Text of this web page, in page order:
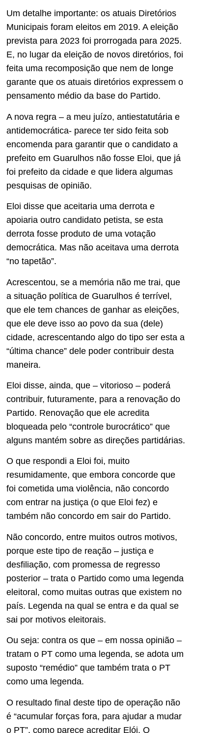
Um detalhe importante: os atuais Diretórios
Municipais foram eleitos em 2019. A eleição
prevista para 2023 foi prorrogada para 2025.
E, no lugar da eleição de novos diretórios, foi
feita uma recomposição que nem de longe
garante que os atuais diretórios expressem o
pensamento médio da base do Partido.
A nova regra – a meu juízo, antiestatutária e
antidemocrática- parece ter sido feita sob
encomenda para garantir que o candidato a
prefeito em Guarulhos não fosse Eloi, que já
foi prefeito da cidade e que lidera algumas
pesquisas de opinião.
Eloi disse que aceitaria uma derrota e
apoiaria outro candidato petista, se esta
derrota fosse produto de uma votação
democrática. Mas não aceitava uma derrota
“no tapetão”.
Acrescentou, se a memória não me trai, que
a situação política de Guarulhos é terrível,
que ele tem chances de ganhar as eleições,
que ele deve isso ao povo da sua (dele)
cidade, acrescentando algo do tipo ser esta a
“última chance” dele poder contribuir desta
maneira.
Eloi disse, ainda, que – vitorioso – poderá
contribuir, futuramente, para a renovação do
Partido. Renovação que ele acredita
bloqueada pelo “controle burocrático” que
alguns mantém sobre as direções partidárias.
O que respondi a Eloi foi, muito
resumidamente, que embora concorde que
foi cometida uma violência, não concordo
com entrar na justiça (o que Eloi fez) e
também não concordo em sair do Partido.
Não concordo, entre muitos outros motivos,
porque este tipo de reação – justiça e
desfiliação, com promessa de regresso
posterior – trata o Partido como uma legenda
eleitoral, como muitas outras que existem no
país. Legenda na qual se entra e da qual se
sai por motivos eleitorais.
Ou seja: contra os que – em nossa opinião –
tratam o PT como uma legenda, se adota um
suposto “remédio” que também trata o PT
como uma legenda.
O resultado final deste tipo de operação não
é “acumular forças fora, para ajudar a mudar
o PT”, como parece acreditar Elói. O